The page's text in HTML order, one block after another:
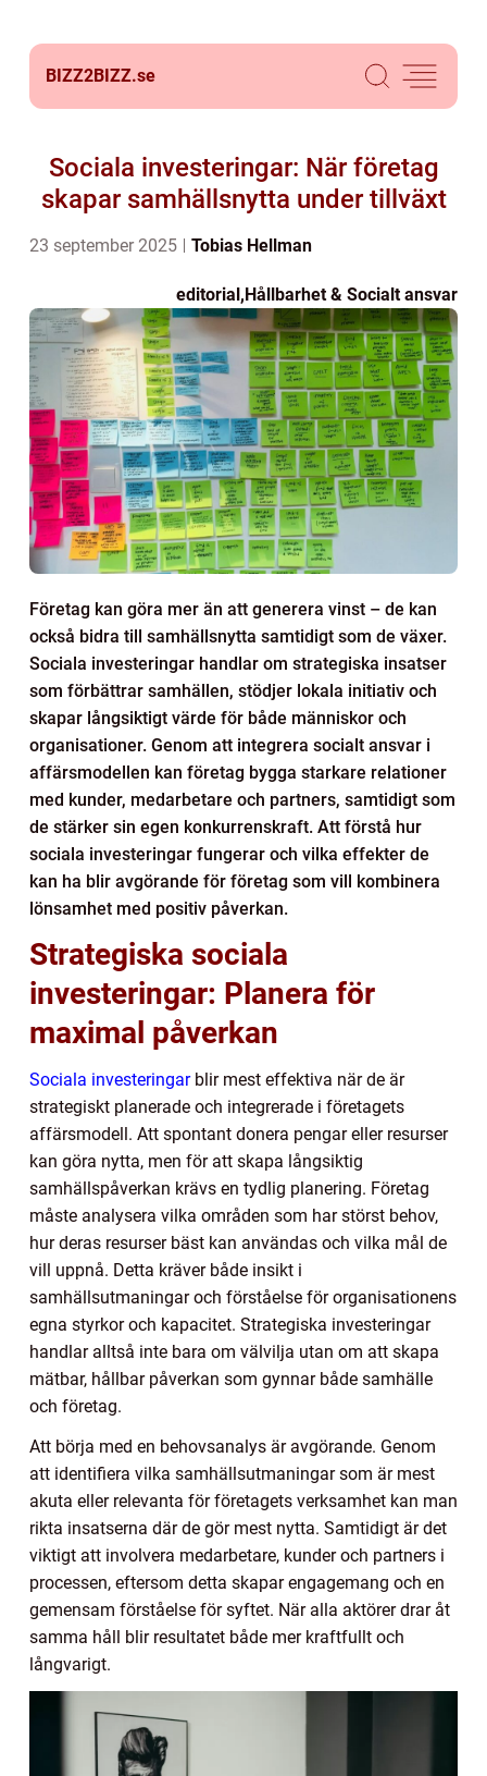
BIZZ2BIZZ.se
Sociala investeringar: När företag
skapar samhällsnytta under tillväxt
23 september 2025 Tobias Hellman
editorial,Hållbarhet & Socialt ansvar
Företag kan göra mer än att generera vinst – de kan
också bidra till samhällsnytta samtidigt som de växer.
Sociala investeringar handlar om strategiska insatser
som förbättrar samhällen, stödjer lokala initiativ och
skapar långsiktigt värde för både människor och
organisationer. Genom att integrera socialt ansvar i
affärsmodellen kan företag bygga starkare relationer
med kunder, medarbetare och partners, samtidigt som
de stärker sin egen konkurrenskraft. Att förstå hur
sociala investeringar fungerar och vilka effekter de
kan ha blir avgörande för företag som vill kombinera
lönsamhet med positiv påverkan.
Strategiska sociala
investeringar: Planera för
maximal påverkan
Sociala investeringarblir mest effektiva när de är
strategiskt planerade och integrerade i företagets
affärsmodell. Att spontant donera pengar eller resurser
kan göra nytta, men för att skapa långsiktig
samhällspåverkan krävs en tydlig planering. Företag
måste analysera vilka områden som har störst behov,
hur deras resurser bäst kan användas och vilka mål de
vill uppnå. Detta kräver både insikt i
samhällsutmaningar och förståelse för organisationens
egna styrkor och kapacitet. Strategiska investeringar
handlar alltså inte bara om välvilja utan om att skapa
mätbar, hållbar påverkan som gynnar både samhälle
och företag.
Att börja med en behovsanalys är avgörande. Genom
att identifiera vilka samhällsutmaningar som är mest
akuta eller relevanta för företagets verksamhet kan man
rikta insatserna där de gör mest nytta. Samtidigt är det
viktigt att involvera medarbetare, kunder och partners i
processen, eftersom detta skapar engagemang och en
gemensam förståelse för syftet. När alla aktörer drar åt
samma håll blir resultatet både mer kraftfullt och
långvarigt.